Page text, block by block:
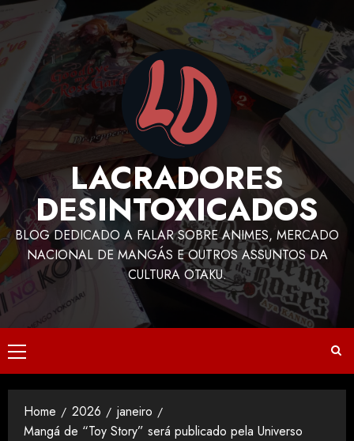
LACRADORES
DESINTOXICADOS
BLOG DEDICADO A FALAR SOBRE ANIMES, MERCADO
NACIONAL DE MANGÁS E OUTROS ASSUNTOS DA
CULTURA OTAKU.
Home 2026
janeiro
Mangá de “Toy Story” será publicado pela Universo